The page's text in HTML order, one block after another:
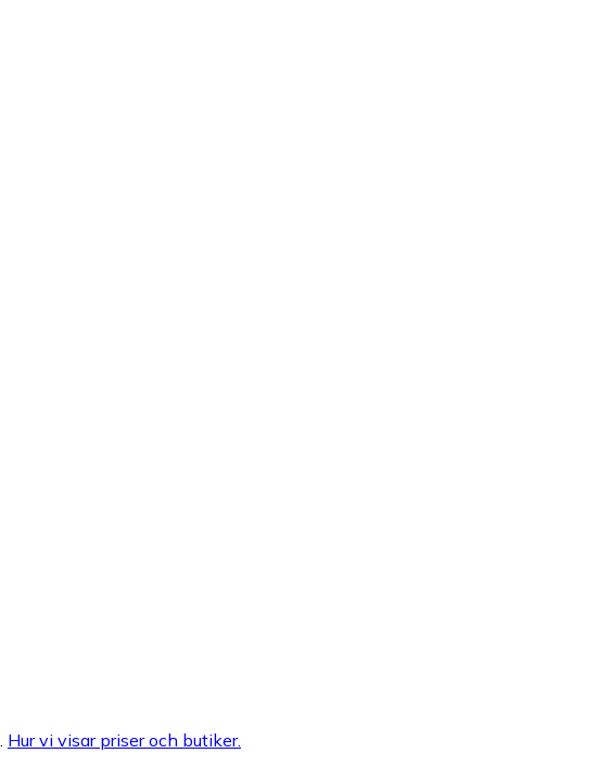
Hur vi visar priser och butiker.